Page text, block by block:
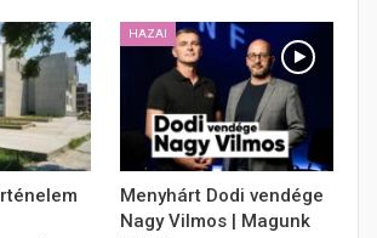
HAZAI
Menyhárt Dodi vendége
Nagy Vilmos | Magunk